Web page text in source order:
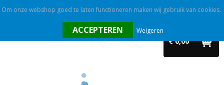
€ 0,00
Om onze webshop goed te laten functioneren maken wij gebruik van cookies.
Weigeren